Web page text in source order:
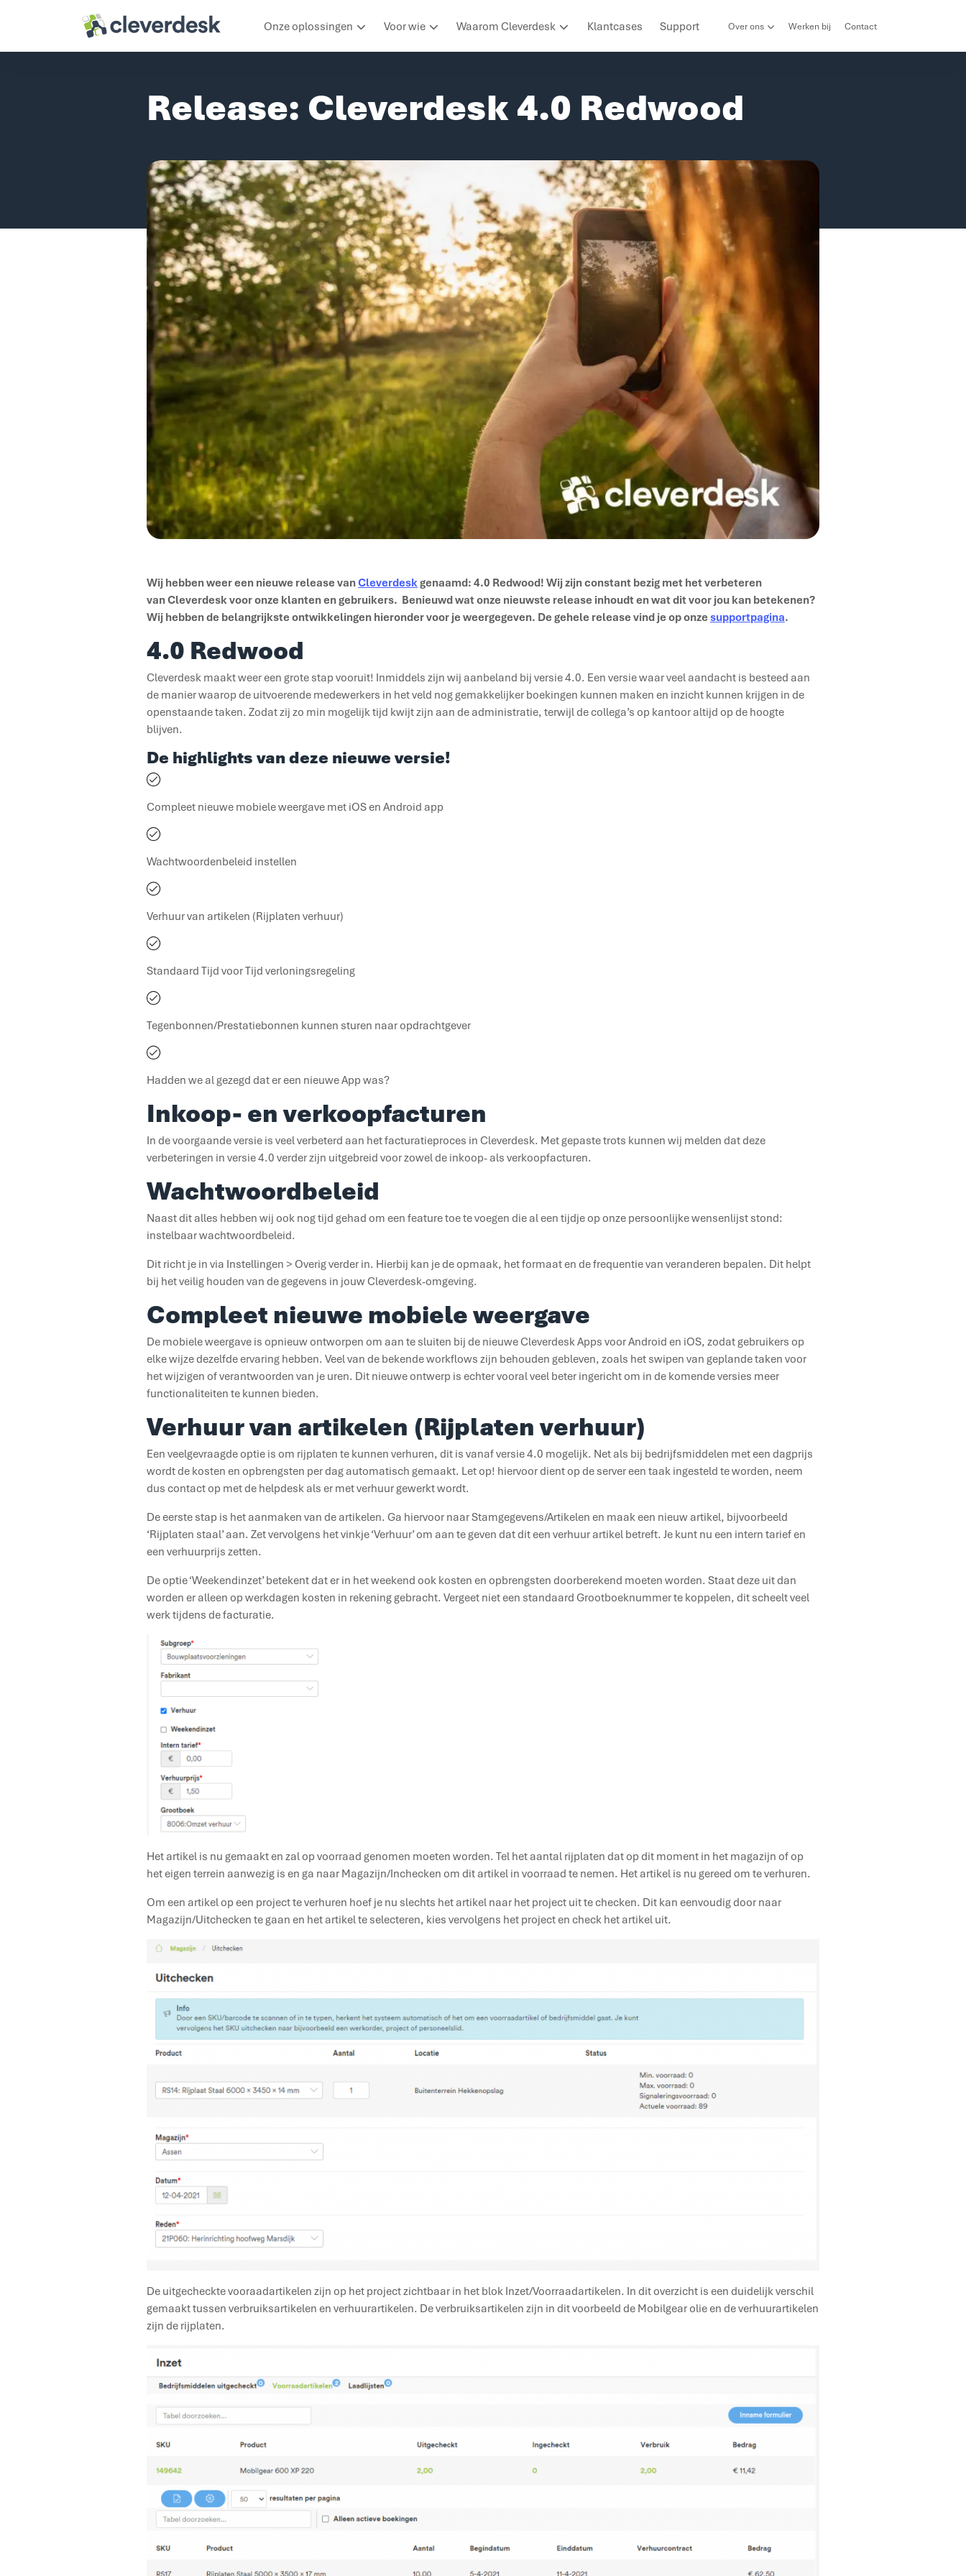
Cleverdesk ERP Software voor mens en materieel
Onze oplossingen Voor wie Waarom Cleverdesk Klantcases Support Over ons Werken bij Contact
Release: Cleverdesk 4.0 Redwood
Wij hebben weer een nieuwe release vanCleverdesk genaamd: 4.0 Redwood! Wij zijn constant bezig met het verbeteren
vanCleverdesk voor onze klanten en gebruikers. Benieuwd wat onze nieuwste release inhoudt en wat dit voor jou kan betekenen?
Wij hebben de belangrijkste ontwikkelingen hieronder voor je weergegeven. De gehele release vind je op onze supportpagina.
4.0 Redwood
Cleverdesk maakt weer een grote stap vooruit! Inmiddels zijn wij aanbeland bij versie 4.0. Een versie waar veel aandacht is besteed aan
de manier waarop de uitvoerende medewerkers in het veld nog gemakkelijker boekingen kunnen maken en inzicht kunnen krijgen in de
openstaande taken. Zodat zij zo min mogelijk tijd kwijt zijn aan de administratie, terwijl de collega’s op kantoor altijd op de hoogte
blijven.
De highlights van deze nieuwe versie!
Compleet nieuwe mobiele weergave met iOS en Android app
Wachtwoordenbeleid instellen
Verhuur van artikelen (Rijplaten verhuur)
Standaard Tijd voor Tijd verloningsregeling
Tegenbonnen/Prestatiebonnen kunnen sturen naar opdrachtgever
Hadden we al gezegd dat er een nieuwe App was?
Inkoop- en verkoopfacturen
In de voorgaande versie is veel verbeterd aan het facturatieproces in Cleverdesk. Met gepaste trots kunnen wij melden dat deze
verbeteringen in versie 4.0 verder zijn uitgebreid voor zowel de inkoop- als verkoopfacturen.
Wachtwoordbeleid
Naast dit alles hebben wij ook nog tijd gehad om een feature toe te voegen die al een tijdje op onze persoonlijke wensenlijst stond:
instelbaar wachtwoordbeleid.
Dit richt je in via Instellingen > Overig verder in. Hierbij kan je de opmaak, het formaat en de frequentie van veranderen bepalen. Dit helpt
bij het veilig houden van de gegevens in jouw Cleverdesk-omgeving.
Compleet nieuwe mobiele weergave
De mobiele weergave is opnieuw ontworpen om aan te sluiten bij de nieuwe Cleverdesk Apps voor Android en iOS, zodat gebruikers op
elke wijze dezelfde ervaring hebben. Veel van de bekende workflows zijn behouden gebleven, zoals het swipen van geplande taken voor
het wijzigen of verantwoorden van je uren. Dit nieuwe ontwerp is echter vooral veel beter ingericht om in de komende versies meer
functionaliteiten te kunnen bieden.
Verhuur van artikelen (Rijplaten verhuur)
Een veelgevraagde optie is om rijplaten te kunnen verhuren, dit is vanaf versie 4.0 mogelijk. Net als bij bedrijfsmiddelen met een dagprijs
wordt de kosten en opbrengsten per dag automatisch gemaakt. Let op! hiervoor dient op de server een taak ingesteld te worden, neem
dus contact op met de helpdesk als er met verhuur gewerkt wordt.
De eerste stap is het aanmaken van de artikelen. Ga hiervoor naar Stamgegevens/Artikelen en maak een nieuw artikel, bijvoorbeeld
‘Rijplaten staal’ aan. Zet vervolgens het vinkje ‘Verhuur’ om aan te geven dat dit een verhuur artikel betreft. Je kunt nu een intern tarief en
een verhuurprijs zetten.
De optie ‘Weekendinzet’ betekent dat er in het weekend ook kosten en opbrengsten doorberekend moeten worden. Staat deze uit dan
worden er alleen op werkdagen kosten in rekening gebracht. Vergeet niet een standaard Grootboeknummer te koppelen, dit scheelt veel
werk tijdens de facturatie.
Het artikel is nu gemaakt en zal op voorraad genomen moeten worden. Tel het aantal rijplaten dat op dit moment in het magazijn of op
het eigen terrein aanwezig is en ga naar Magazijn/Inchecken om dit artikel in voorraad te nemen. Het artikel is nu gereed om te verhuren.
Om een artikel op een project te verhuren hoef je nu slechts het artikel naar het project uit te checken. Dit kan eenvoudig door naar
Magazijn/Uitchecken te gaan en het artikel te selecteren, kies vervolgens het project en check het artikel uit.
De uitgecheckte vooraadartikelen zijn op het project zichtbaar in het blok Inzet/Voorraadartikelen. In dit overzicht is een duidelijk verschil
gemaakt tussen verbruiksartikelen en verhuurartikelen. De verbruiksartikelen zijn in dit voorbeeld de Mobilgear olie en de verhuurartikelen
zijn de rijplaten.